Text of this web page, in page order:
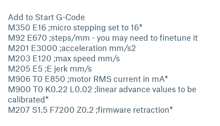
Add to Start G-Code
M350 E16 ;micro stepping set to 16*
M92 E670 ;steps/mm - you may need to finetune it
M201 E3000 ;acceleration mm/s2
M203 E120 ;max speed mm/s
M205 E5 ;E jerk mm/s
M906 T0 E850 ;motor RMS current in mA*
M900 T0 K0.22 L0.02 ;linear advance values to be
calibrated*
M207 S1.5 F7200 Z0.2 ;firmware retraction*